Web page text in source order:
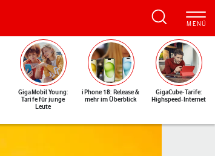
GigaMobil Young:
Tarife für junge
Leute
iPhone 18: Release &
mehr im Überblick
GigaCube-Tarife:
Highspeed-Internet